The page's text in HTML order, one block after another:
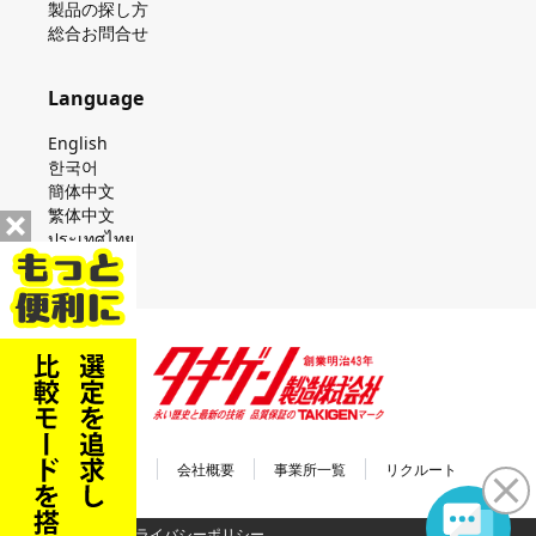
製品の探し⽅
総合お問合せ
Language
English
한국어
簡体中文
繁体中文
ประเทศไทย
会社案内 会社概要 事業所一覧 リクルート